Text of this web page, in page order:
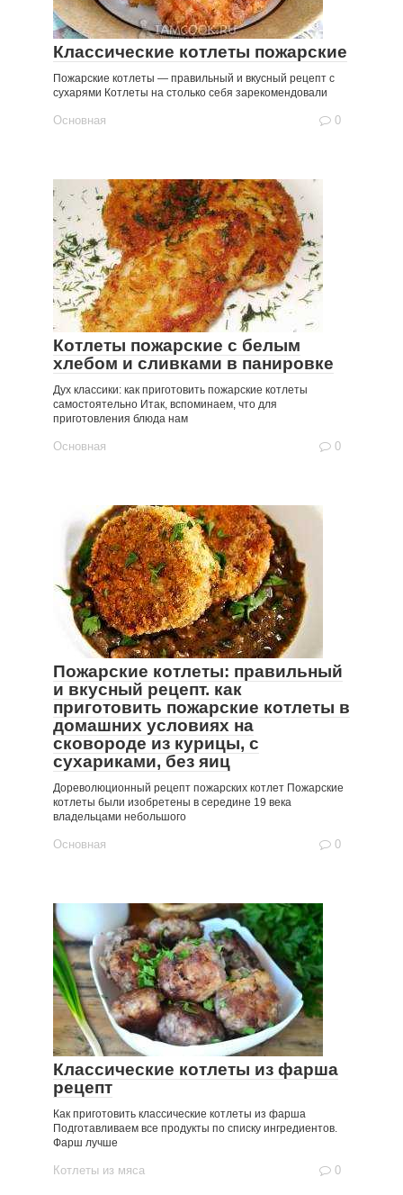
Классические котлеты пожарские
Пожарские котлеты — правильный и вкусный рецепт с
сухарями Котлеты на столько себя зарекомендовали
Основная 0
Котлеты пожарские с белым
хлебом и сливками в панировке
Дух классики: как приготовить пожарские котлеты
самостоятельно Итак, вспоминаем, что для
приготовления блюда нам
Основная 0
Пожарские котлеты: правильный
и вкусный рецепт. как
приготовить пожарские котлеты в
домашних условиях на
сковороде из курицы, с
сухариками, без яиц
Дореволюционный рецепт пожарских котлет Пожарские
котлеты были изобретены в середине 19 века
владельцами небольшого
Основная 0
Классические котлеты из фарша
рецепт
Как приготовить классические котлеты из фарша
Подготавливаем все продукты по списку ингредиентов.
Фарш лучше
Котлеты из мяса 0